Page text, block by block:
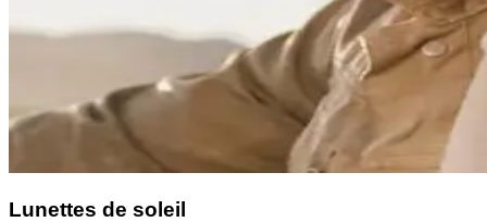
Lunettes de soleil